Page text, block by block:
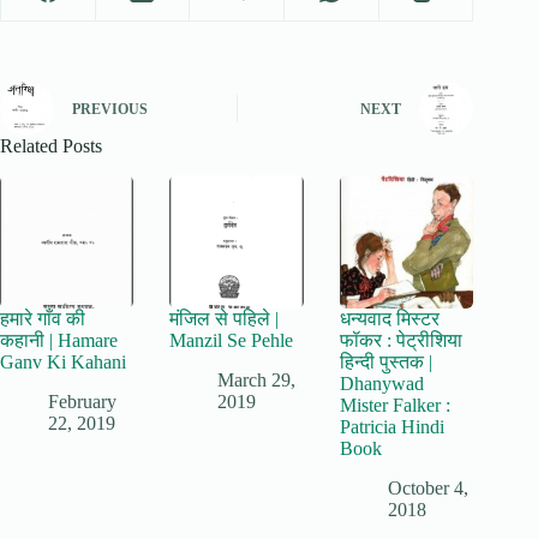
PREVIOUS NEXT
Related Posts
हमारे गाँव की
कहानी | Hamare
Ganv Ki Kahani
February
22, 2019
मंजिल से पहिले |
Manzil Se Pehle
March 29,
2019
धन्यवाद मिस्टर
फॉकर : पेट्रीशिया
हिन्दी पुस्तक |
Dhanywad
Mister Falker :
Patricia Hindi
Book
October 4,
2018